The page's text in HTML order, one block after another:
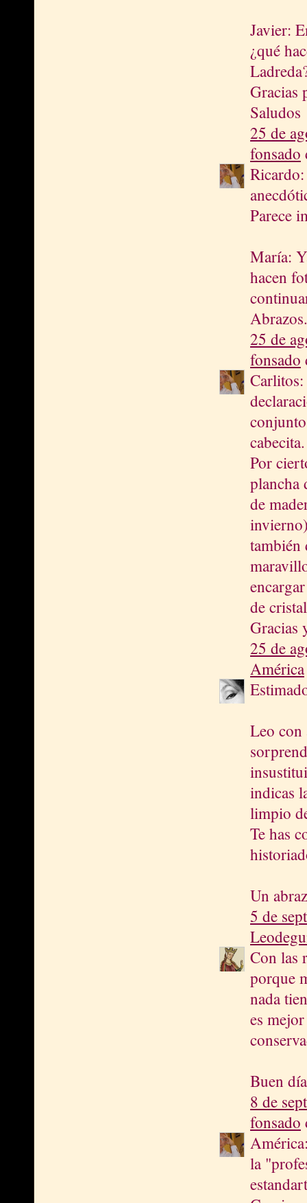
Javier:
¿qué
Gracias
Saludos
25 de
fonsado
Parece
María:
hacen
25 de
fonsado
Carlitos:
cabecita.
Por
plancha
de
también
de
Gracias
25 de
América
Leo con
indicas
limpio
Te has
Un
5 de
Con las
porque
nada
es
Buen día
8 de
fonsado
la